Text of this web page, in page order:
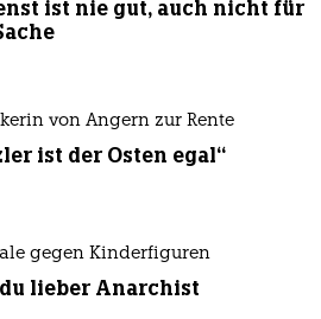
ist nie gut, auch nicht für
von Angern zur Rente
ist der Osten egal“
gegen Kinderfiguren
lieber Anarchist